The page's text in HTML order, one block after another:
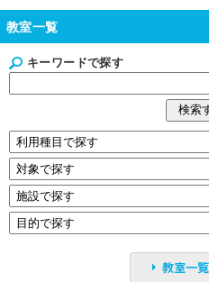
教室一覧
キーワードで探す